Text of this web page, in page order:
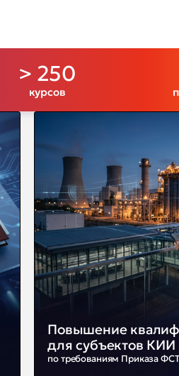
> 250
курсов
Повышение
для субъектов КИИ
по требованиям Приказа